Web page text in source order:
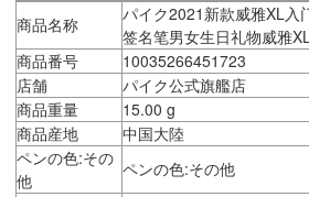
商品名称
パイク2021新款威雅XL入
签名笔男女生日礼物威雅
商品番号
10035266451723
店舗
パイク公式旗艦店
商品重量
15.00 g
商品産地
中国大陸
ペンの色:その
他
ペンの色:その他